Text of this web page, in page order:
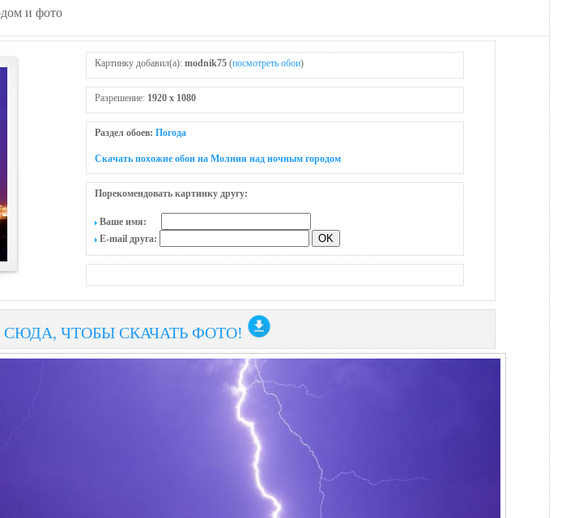
и фото
Картинку добавил(а): modnik75 (посмотреть обои)
Разрешение: 1920 x 1080
Раздел обоев: Погода
Скачать похожие обои на Молния над ночным городом
Порекомендовать картинку другу:
Ваше имя:
E-mail друга:
ЧТОБЫ СКАЧАТЬ ФОТО!